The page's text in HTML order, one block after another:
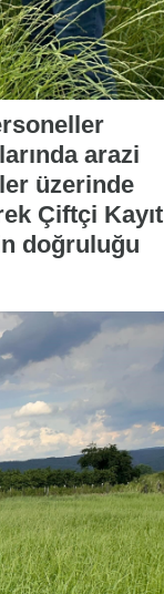
arazi
üzerinde
Çiftçi Kayıt
doğruluğu